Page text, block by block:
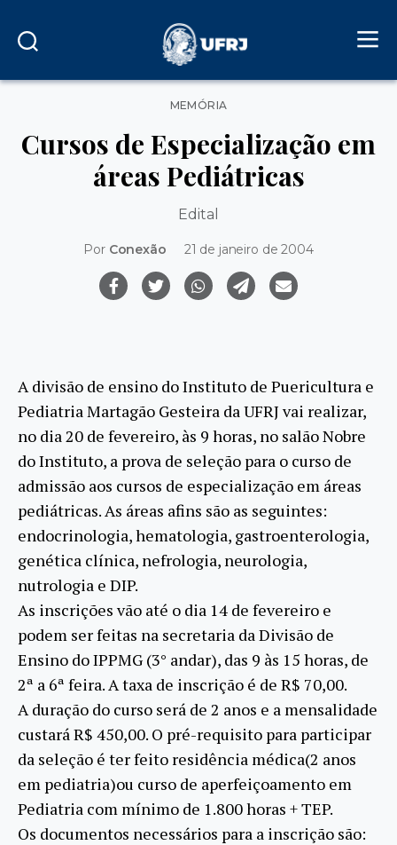
Categorias
MEMÓRIA
Cursos de Especialização em
áreas Pediátricas
Edital
Por Conexão 21 de janeiro de 2004
A divisão de ensino do Instituto de Puericultura e
Pediatria Martagão Gesteira da UFRJ vai realizar,
no dia 20 de fevereiro, às 9 horas, no salão Nobre
do Instituto, a prova de seleção para o curso de
admissão aos cursos de especialização em áreas
pediátricas. As áreas afins são as seguintes:
endocrinologia, hematologia, gastroenterologia,
genética clínica, nefrologia, neurologia,
nutrologia e DIP.
As inscrições vão até o dia 14 de fevereiro e
podem ser feitas na secretaria da Divisão de
Ensino do IPPMG (3° andar), das 9 às 15 horas, de
2ª a 6ª feira. A taxa de inscrição é de R$ 70,00.
A duração do curso será de 2 anos e a mensalidade
custará R$ 450,00. O pré-requisito para participar
da seleção é ter feito residência médica(2 anos
em pediatria)ou curso de aperfeiçoamento em
Pediatria com mínimo de 1.800 horas + TEP.
Os documentos necessários para a inscrição são: